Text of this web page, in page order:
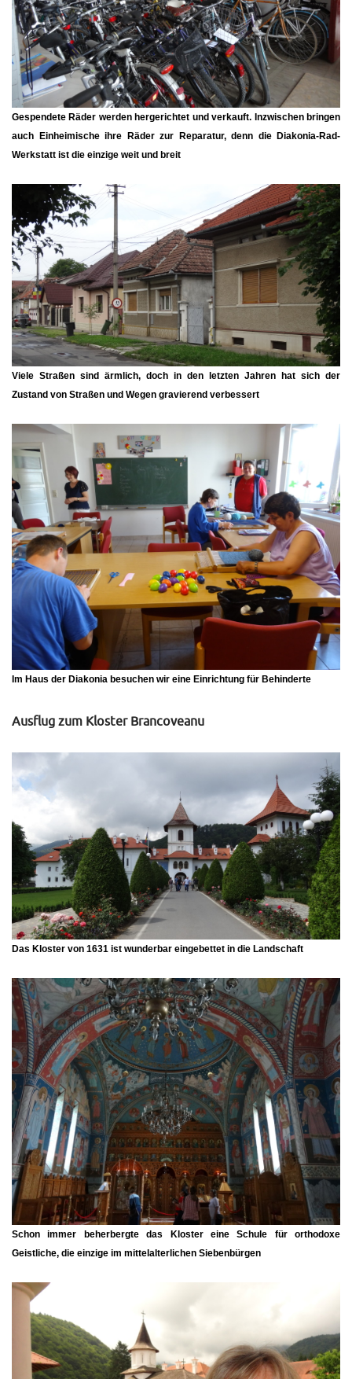
Gespendete Räder werden hergerichtet und verkauft. Inzwischen bringen
auch Einheimische ihre Räder zur Reparatur, denn die Diakonia-Rad-
Werkstatt ist die einzige weit und breit
Viele Straßen sind ärmlich, doch in den letzten Jahren hat sich der
Zustand von Straßen und Wegen gravierend verbessert
Im Haus der Diakonia besuchen wir eine Einrichtung für Behinderte
Ausflug zum Kloster Brancoveanu
Das Kloster von 1631 ist wunderbar eingebettet in die Landschaft
Schon immer beherbergte das Kloster eine Schule für orthodoxe
Geistliche, die einzige im mittelalterlichen Siebenbürgen